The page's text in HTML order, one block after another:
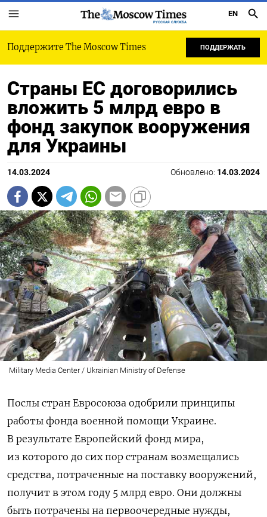
РУССКАЯ СЛУЖБА
EN
Поддержите The Moscow Times ПОДДЕРЖАТЬ
Страны ЕС договорились
вложить 5 млрд евро в
фонд закупок вооружения
для Украины
14.03.2024 Обновлено: 14.03.2024
Military Media Center / Ukrainian Ministry of Defense
Послы стран Евросоюза одобрили принципы
работы фонда военной помощи Украине.
В результате Европейский фонд мира,
из которого до сих пор странам возмещались
средства, потраченные на поставку вооружений,
получит в этом году 5 млрд евро. Они должны
быть потрачены на первоочередные нужды,